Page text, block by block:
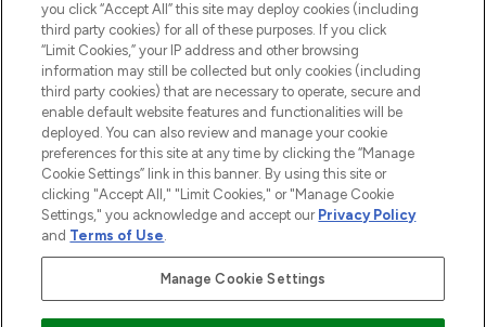
IMPRESSUM
ÜBER LOOKFANTASTIC
COVID-19
Pay Securely With
you click “Accept All” this site may deploy cookies (including
third party cookies) for all of these purposes. If you click
“Limit Cookies,” your IP address and other browsing
information may still be collected but only cookies (including
third party cookies) that are necessary to operate, secure and
enable default website features and functionalities will be
deployed. You can also review and manage your cookie
preferences for this site at any time by clicking the “Manage
Cookie Settings” link in this banner. By using this site or
clicking "Accept All," "Limit Cookies," or "Manage Cookie
Settings," you acknowledge and accept our Privacy Policy
and Terms of Use.
Manage Cookie Settings